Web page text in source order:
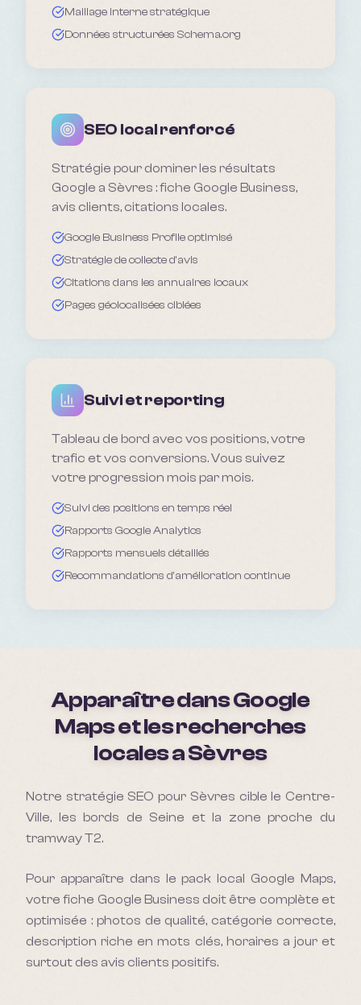
Maillage interne stratégique
Données structurées Schema.org
SEO local renforcé
Stratégie pour dominer les résultats
Google a Sèvres : fiche Google Business,
avis clients, citations locales.
Google Business Profile optimisé
Stratégie de collecte d'avis
Citations dans les annuaires locaux
Pages géolocalisées ciblées
Suivi et reporting
Tableau de bord avec vos positions, votre
trafic et vos conversions. Vous suivez
votre progression mois par mois.
Suivi des positions en temps réel
Rapports Google Analytics
Rapports mensuels détaillés
Recommandations d'amélioration continue
Apparaître dans Google
Maps et les recherches
locales aSèvres
Notre stratégie SEO pour Sèvres cible le Centre-
Ville, les bords de Seine et la zone proche du
tramway T2.
Pour apparaître dans le pack local Google Maps,
votre fiche Google Business doit être complète et
optimisée : photos de qualité, catégorie correcte,
description riche en mots clés, horaires a jour et
surtout des avis clients positifs.